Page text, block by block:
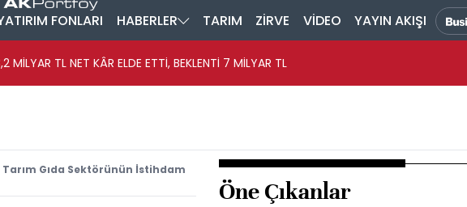
FONLARI HABERLER TARIM ZİRVE VİDEO YAYIN AKIŞI
MİLYAR TL NET KÂR ELDE ETTİ, BEKLENTİ 7 MİLYAR TL
Gıda Sektörünün İstihdam
Öne Çıkanlar